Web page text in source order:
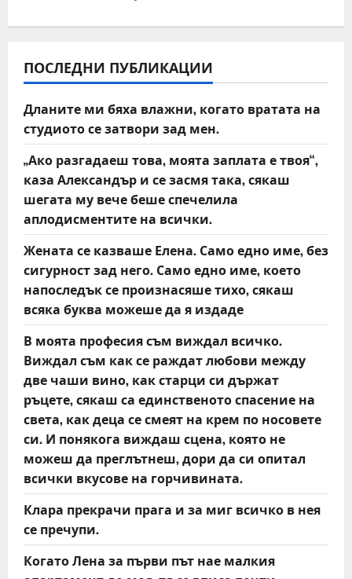
n
v
i
g
a
t
i
o
n
ПОСЛЕДНИ ПУБЛИКАЦИИ
Дланите ми бяха влажни, когато вратата на
студиото се затвори зад мен.
„Ако разгадаеш това, моята заплата е твоя“,
каза Александър и се засмя така, сякаш
шегата му вече беше спечелила
аплодисментите на всички.
Жената се казваше Елена. Само едно име, без
сигурност зад него. Само едно име, което
напоследък се произнасяше тихо, сякаш
всяка буква можеше да я издаде
В моята професия съм виждал всичко.
Виждал съм как се раждат любови между
две чаши вино, как старци си държат
ръцете, сякаш са единственото спасение на
света, как деца се смеят на крем по носовете
си. И понякога виждаш сцена, която не
можеш да преглътнеш, дори да си опитал
всички вкусове на горчивината.
Клара прекрачи прага и за миг всичко в нея
се пречупи.
Когато Лена за първи път нае малкия